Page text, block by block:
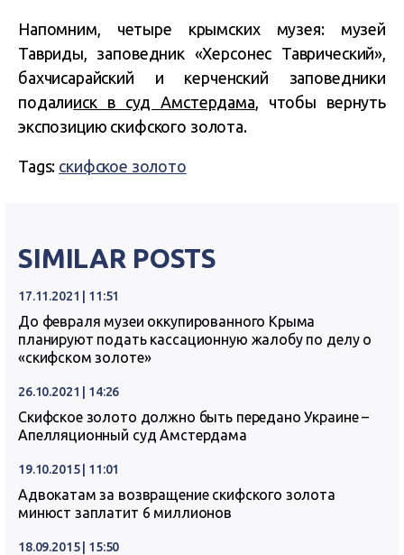
Напомним, четыре крымских музея: музей
Тавриды, заповедник «Херсонес Таврический»,
бахчисарайский и керченский заповедники
подалииск в суд Амстердама, чтобы вернуть
экспозицию скифского золота.
Tags: скифское золото
SIMILAR POSTS
17.11.2021 | 11:51
До февраля музеи оккупированного Крыма
планируют подать кассационную жалобу по делу о
«скифском золоте»
26.10.2021 | 14:26
Скифское золото должно быть передано Украине –
Апелляционный суд Амстердама
19.10.2015 | 11:01
Адвокатам за возвращение скифского золота
минюст заплатит 6 миллионов
18.09.2015 | 15:50